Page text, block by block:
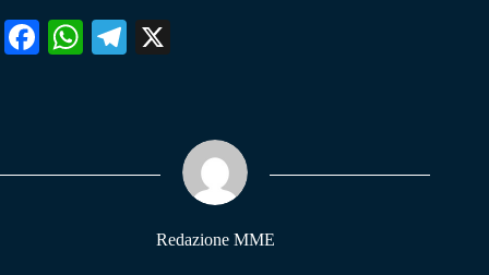
Fa W
pp
Te
m
Redazione MME